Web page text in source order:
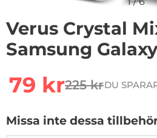
Verus Crystal
Samsung
rea pris
79 krtidigare pris
225 krDU
Missa inte dessa